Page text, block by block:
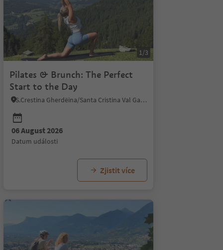
03 September 2026
datum události
20 August 2026
datum události
1/3
Pilates & Brunch: The Perfect
Start to the Day
S.Crestina Gherdëina/Santa Cristina Val Gardana, Dolomites Region Val Gardena
06 August 2026
datum události
Zjistit více